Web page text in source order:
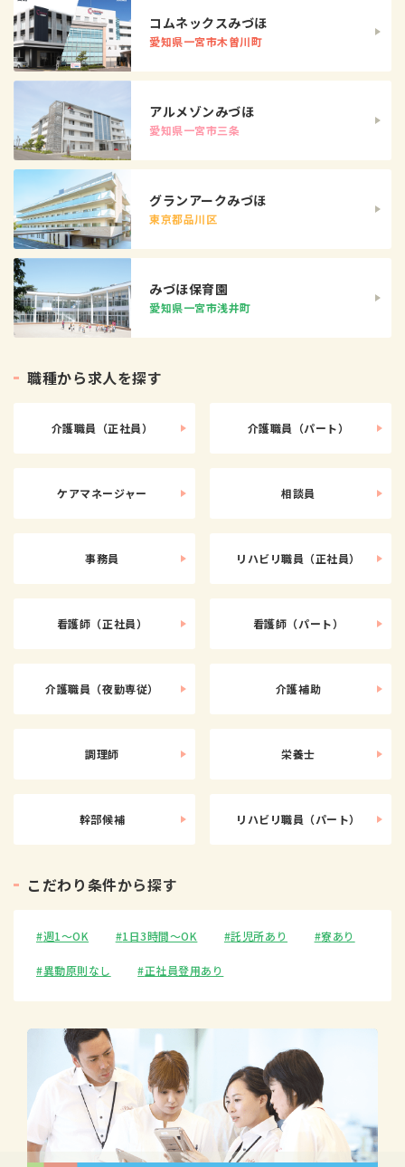
コムネックスみづほ
愛知県一宮市木曽川町
アルメゾンみづほ
愛知県一宮市三条
グランアークみづほ
東京都品川区
みづほ保育園
愛知県一宮市浅井町
職種から求人を探す
介護職員（正社員） 介護職員（パート）
ケアマネージャー 相談員
事務員 リハビリ職員（正社員）
看護師（正社員） 看護師（パート）
介護職員（夜勤専従） 介護補助
調理師 栄養士
幹部候補 リハビリ職員（パート）
こ だわり条件から探す
週1〜OK 1日3時間〜OK 託児所あり 寮あり
異動原則なし 正社員登用あり